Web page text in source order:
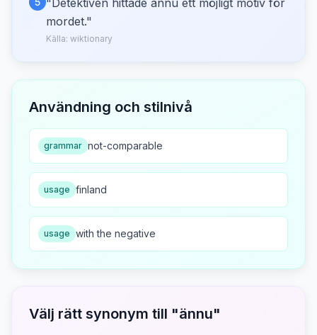
"Detektiven hittade ännu ett möjligt motiv för
mordet."
Källa: wiktionary
Användning och stilnivå
grammar not-comparable
usage finland
usage with the negative
Välj rätt synonym till "ännu"